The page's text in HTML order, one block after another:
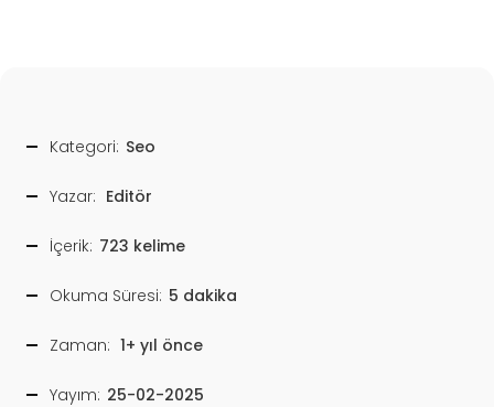
Kategori: Seo
Yazar: Editör
İçerik: 723 kelime
Okuma Süresi: 5 dakika
Zaman: 1+ yıl önce
Yayım: 25-02-2025